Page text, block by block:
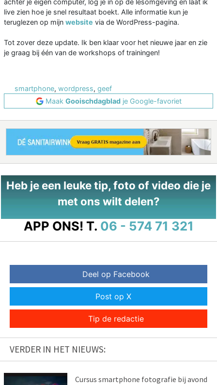
achter je eigen computer, log je in op de lesomgeving en laat ik
live zien hoe je snel resultaat boekt. Alle informatie kun je
teruglezen op mijn website via de WordPress-pagina.
Tot zover deze update. Ik ben klaar voor het nieuwe jaar en zie
je graag bij één van de workshops of trainingen!
smartphone, wordpress, geef
Maak Gooischdagbladje Google-favoriet
Heb je een leuke tip, foto of video die je
met ons wilt delen?
APP ONS! T. 06 - 574 71 321
Deel op Facebook
Post op X
Tip de redactie
VERDER IN HET NIEUWS:
Cursus smartphone fotografie bij avond